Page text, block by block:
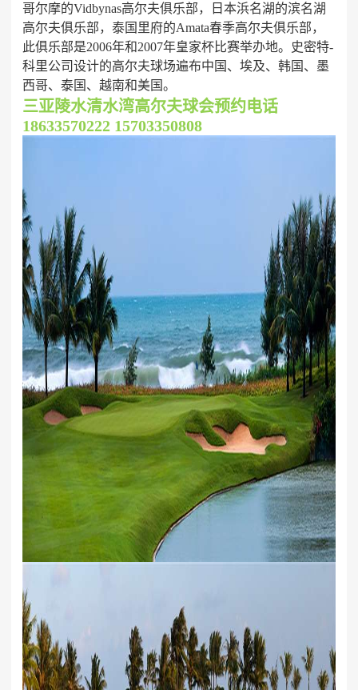
哥尔摩的Vidbynas高尔夫俱乐部，日本浜名湖的滨名湖
高尔夫俱乐部，泰国里府的Amata春季高尔夫俱乐部，
此俱乐部是2006年和2007年皇家杯比赛举办地。史密特-
科里公司设计的高尔夫球场遍布中国、埃及、韩国、墨
西哥、泰国、越南和美国。
三亚陵水清水湾高尔夫球会预约电话
18633570222 15703350808